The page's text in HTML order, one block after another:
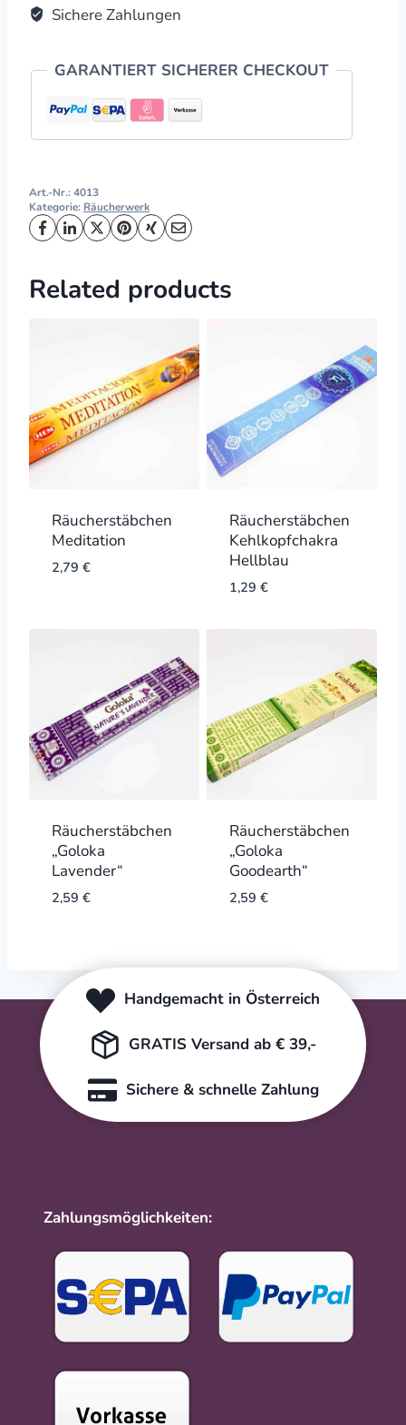
Sichere Zahlungen
GARANTIERT SICHERER CHECKOUT
Art.-Nr.:4013
Kategorie: Räucherwerk
Related products
Räucherstäbchen
Meditation
2,79 €
Räucherstäbchen
Kehlkopfchakra
Hellblau
1,29 €
Räucherstäbchen
„Goloka
Lavender“
2,59 €
Räucherstäbchen
„Goloka
Goodearth“
2,59 €
Handgemacht in Österreich
GRATIS Versand ab € 39,-
Sichere & schnelle Zahlung
Zahlungsmöglichkeiten: